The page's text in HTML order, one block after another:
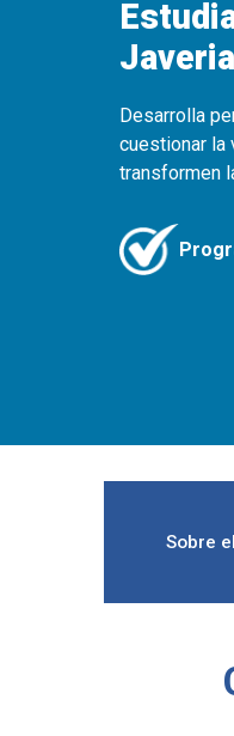
Desarrolla
cuestionar la
transformen
Sobre